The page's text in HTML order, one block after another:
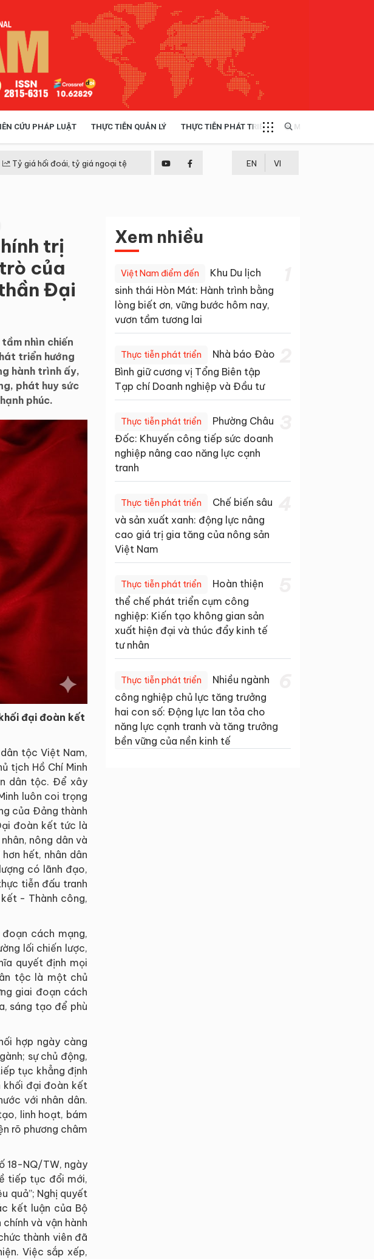
CỨU PHÁP LUẬT THỰC TIỄN QUẢN LÝ THỰC TIỄN PHÁT TRIỂN MULTIMEDIA
Tỷ giá hối đoái, tỷ giá ngoại tệ EN VI
trị
của
Đại
nhìn chiến
triển hướng
hành trình ấy,
phát huy sức
phúc.
đại đoàn kết
tộc Việt Nam,
tịch Hồ Chí Minh
dân tộc. Để xây
luôn coi trọng
của Đảng thành
đoàn kết tức là
nông dân và
hết, nhân dân
có lãnh đạo,
tiễn đấu tranh
- Thành công,
cách mạng,
lối chiến lược,
quyết định mọi
tộc là một chủ
giai đoạn cách
sáng tạo để phù
hợp ngày càng
sự chủ động,
tục khẳng định
khối đại đoàn kết
với nhân dân.
linh hoạt, bám
rõ phương châm
18-NQ/TW, ngày
tiếp tục đổi mới,
quả”; Nghị quyết
kết luận của Bộ
và vận hành
thành viên đã
Việc sắp xếp,
Xem nhiều
Việt Nam điểm đến
Khu Du lịch
sinh thái Hòn Mát: Hành trình bằng
lòng biết ơn, vững bước hôm nay,
vươn tầm tương lai
Thực tiễn phát triển
Nhà báo Đào
Bình giữ cương vị Tổng Biên tập
Tạp chí Doanh nghiệp và Đầu tư
Thực tiễn phát triển
Phường Châu
Đốc: Khuyến công tiếp sức doanh
nghiệp nâng cao năng lực cạnh
tranh
Thực tiễn phát triển
Chế biến sâu
và sản xuất xanh: động lực nâng
cao giá trị gia tăng của nông sản
Việt Nam
Thực tiễn phát triển
Hoàn thiện
thể chế phát triển cụm công
nghiệp: Kiến tạo không gian sản
xuất hiện đại và thúc đẩy kinh tế
tư nhân
Thực tiễn phát triển
Nhiều ngành
công nghiệp chủ lực tăng trưởng
hai con số: Động lực lan tỏa cho
năng lực cạnh tranh và tăng trưởng
bền vững của nền kinh tế